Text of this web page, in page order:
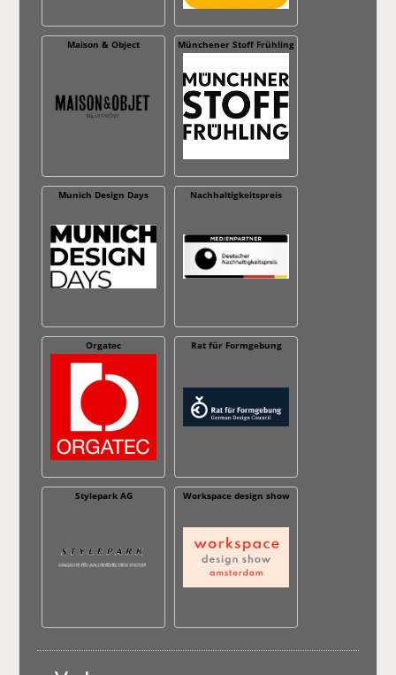
Maison & Object Münchener Stoff Frühling
Munich Design Days Nachhaltig­keitspreis
Orgatec Rat für Formgebung
Stylepark AG Workspace design show